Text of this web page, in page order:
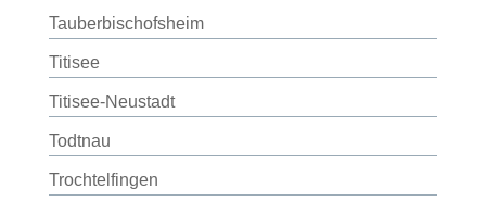
Tauberbischofsheim
Titisee
Titisee-Neustadt
Todtnau
Trochtelfingen